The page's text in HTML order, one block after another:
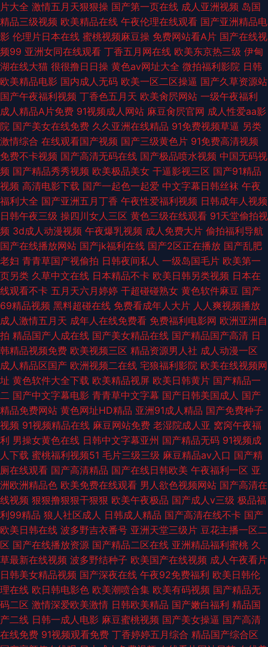
在线 肏屄视频久久 99久久毛片网 91看片在线看片 亚洲色图色人搁 精品久草
婷婷
片大全 激情五月天狠狠操 国产第一页在线 成人亚洲视频 岛国
精品三级视频 欧美精品在线 午夜伦理在线观看 国产亚洲精品电
影 伦理片日本在线 蜜桃视频麻豆操 免费网站看A片 国产在线视
频99 亚洲女同在线观看 丁香五月网在线 欧美东京热三级 伊甸
湖在线大猫 很很撸日日操 黄色av网址大全 微拍福利影院 日韩
欧美精品电影 国内成人无码 欧美一区二区操逼 国产久草资源站
国产午夜福利视频 丁香色五月天 欧美肏屄网站 一级午夜福利
成人精品A片免费 91视频成人网站 麻豆肏屄官网 成人性爱aa影
院 国产美女在线免费 久久亚洲在线精品 91免费视频草逼 另类
激情综合 在线观看国产视频 国产三级黄色片 91免费高清视频
免费不卡视频 国产高清无码在线 国产极品喷水视频 中国无码视
频 国产精品秀秀视频 欧美极品美女 干逼影视三区 国产91精品
视频 高清电影下载 国产一起色一起爱 中文字幕日韩丝袜 午夜
福利大全 国产亚洲五月丁香 午夜性爱福利视频 日韩成年人视频
日韩午夜三级 操四川女人三区 黄色三级在线观看 91天堂偷拍视
频 3d成人动漫视频 午夜爆乳视频 成人免费大片 偷拍福利导航
国产在线播放网站 国产jk福利在线 国产2区正在播放 国产乱肥
老妇 青青草国产视偷拍 日韩夜间私人 一级岛国毛片 欧美第一
页另类 久草中文在线 日本精品不卡 欧美日韩另类视频 日本在
线观看不卡 五月天六月婷婷 干超碰碰熟女 黄色软件麻豆 国产
69精品视频 黑料超碰在线 免费看成年人大片 人人爽视频播放
成人激情五月天 成年人在线免费看 免费福利电影网 欧洲亚洲自
拍 精品国产人成在线 国产美女精品在线 国产精品国产高清 日
韩精品视频免费 欧美视频三区 精品资源男人社 成人动漫一区
成人精品区国产 欧洲视频二在线 宅狼福利影院 欧美在线视频网
址 黄色软件大全下载 欧美精品视屏 欧美日韩黄片 国产精品一
二 国产中文字幕电影 青青草中文字幕 国产日韩美国成人 国产
精品免费网站 黄色网址HD精品 亚洲91成人精品 国产免费种子
视频 91视频精品在线 麻豆网站免费 老湿院成人亚 窝窉午夜福
利 男操女黄色在线 日韩中文字幕亚州 国产精品无码 91视频成
人下载 蜜桃福利视频51 毛片三级三级 麻豆精品av入口 国产精
厕在线观看 国产高清精品 国产在线日韩欧美 午夜福利一区 亚
洲欧洲精品色 欧美免费在线观看 男人欲色视频网站 国产高清在
线视频 狠狠撸狠狠干狠狠 欧美午夜极品 国产成人v三级 极品福
利99精品 狼人社区成人 日韩成人精品 国产高清在线不卡 国产
欧美日韩在线 波多野吉衣番号 亚洲天堂三级片 豆花主播一区二
区 国产在线播放资源 国产精品二区在线 亚洲精品福利蜜桃 久
草最新在线视频 波多野结种子 欧美国产在线视频 成人午夜看片
日韩美女精品视频 国产深夜在线 午夜92免费福利 欧美日韩伦
理在线 欧日韩电影色 欧美潮喷合集 欧美有码视频 国产精品无
码二区 激情深爱欧美激情 日韩欧美精品 国产嫩白福利 精品国
产二线 日韩一成人电影 麻豆蜜桃视频 国产美女操逼 国产高清
在线免费 91视频观看免费 丁香婷婷五月综合 精品国产综合区